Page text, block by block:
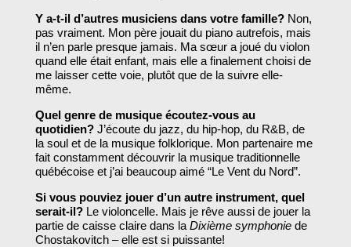
Y a-t-il d’autres musiciens dans votre famille? Non,
pas vraiment. Mon père jouait du piano autrefois, mais
il n’en parle presque jamais. Ma sœur a joué du violon
quand elle était enfant, mais elle a finalement choisi de
me laisser cette voie, plutôt que de la suivre elle-
même.
Quel genre de musique écoutez-vous au
quotidien? J’écoute du jazz, du hip-hop, du R&B, de
la soul et de la musique folklorique. Mon partenaire me
fait constamment découvrir la musique traditionnelle
québécoise et j’ai beaucoup aimé “Le Vent du Nord”.
Si vous pouviez jouer d’un autre instrument, quel
serait-il? Le violoncelle. Mais je rêve aussi de jouer la
partie de caisse claire dans laDixième symphoniede
Chostakovitch – elle est si puissante!